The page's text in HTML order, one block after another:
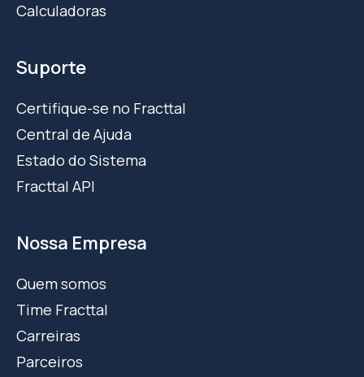
Calculadoras
Suporte
Certifique-se no Fracttal
Central de Ajuda
Estado do Sistema
Fracttal API
Nossa Empresa
Quem somos
Time Fracttal
Carreiras
Parceiros